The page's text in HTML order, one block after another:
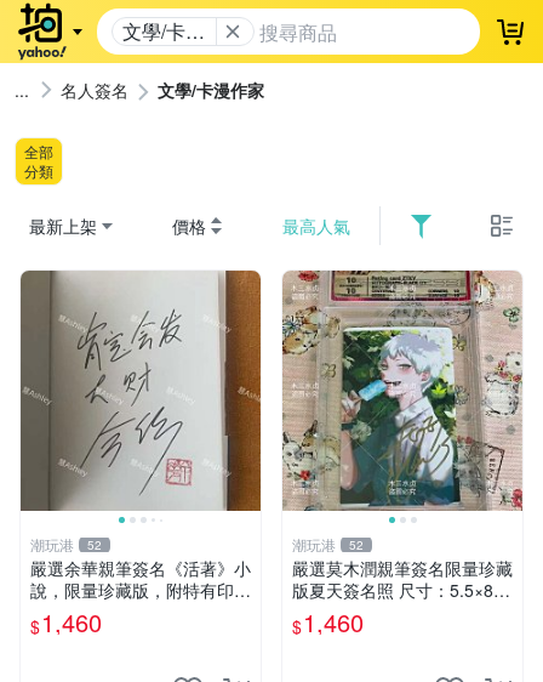
文學/卡漫
作家
登
名人簽名 文學/卡漫作家
全部
分類
最新上架 價格 最高人氣
潮玩港 52
嚴選余華親筆簽名《活著》小
說，限量珍藏版，附特有印
章。 活著 小說 簽名書
$1,460
潮玩港 52
嚴選莫木潤親筆簽名限量珍藏
版夏天簽名照 尺寸：5.5×8.4
公分 附原裝相框 推薦收藏家
必備 《光死去的夏天》《Th
$1,460